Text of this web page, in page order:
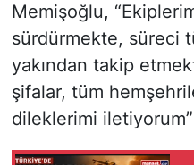
Memişoğlu,
sürdürmekte, süreci
yakından takip
şifalar, tüm
dileklerimi